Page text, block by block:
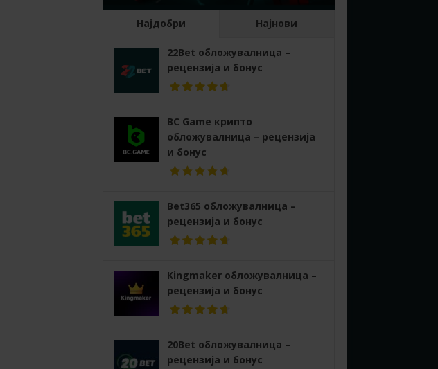
Најдобри Најнови
22Bet обложувалница –
рецензија и бонус
BC Game крипто
обложувалница – рецензија
и бонус
Bet365 обложувалница –
рецензија и бонус
Kingmaker обложувалница –
рецензија и бонус
20Bet обложувалница –
рецензија и бонус